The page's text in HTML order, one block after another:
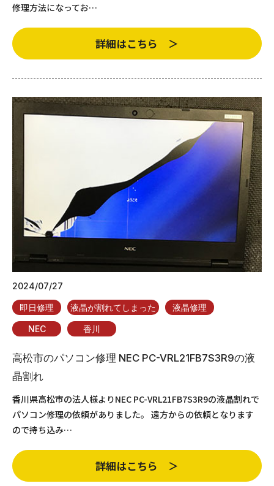
修理方法になってお…
詳細はこちら ＞
2024/07/27
即日修理 液晶が割れてしまった 液晶修理
NEC 香川
高松市のパソコン修理 NEC PC-VRL21FB7S3R9の液
晶割れ
香川県高松市の法人様よりNEC PC-VRL21FB7S3R9の液晶割れで
パソコン修理の依頼がありました。 遠方からの依頼となります
ので持ち込み…
詳細はこちら ＞